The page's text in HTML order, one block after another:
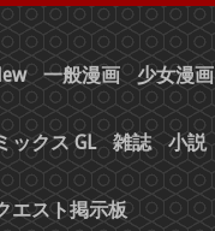
一般漫画 少女漫画
ックス GL 雑誌 小説
エスト掲示板